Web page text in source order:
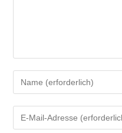
Gib
deinen
Namen
oder
Gib
deine